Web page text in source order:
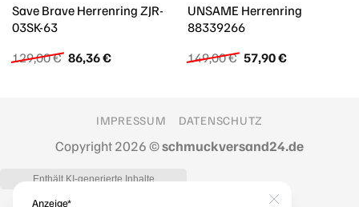
Save Brave Herrenring ZJR-
03SK-63
129,00€ Ursprünglicher
Preis
86,36€Aktueller
UNSAME Herrenring
88339266
149,00€ Ursprünglicher
Preis
57,90€Aktueller
IMPRESSUM DATENSCHUTZ
Copyright 2026 ©schmuckversand24.de
Anzeige*